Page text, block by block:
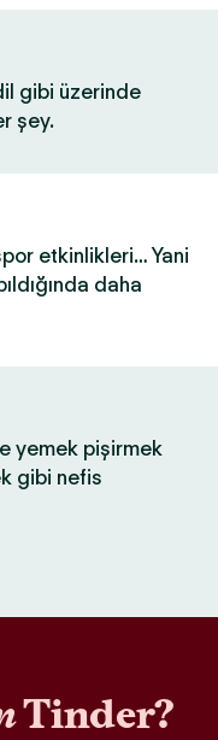
gibi üzerinde
şey.
etkinlikleri… Yani
daha
yemek pişirmek
gibi nefis
Tinder?